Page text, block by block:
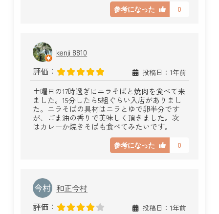
参考になった 0
kenji 8810
評価：
投稿日：1年前
土曜日の17時過ぎにニラそばと焼肉を食べて来
ました。15分したら5組ぐらい入店がありまし
た。ニラそばの具材はニラとゆで卵半分です
が、ごま油の香りで美味しく頂きました。次
はカレーか焼きそばも食べてみたいです。
参考になった 0
和正今村
評価：
投稿日：1年前